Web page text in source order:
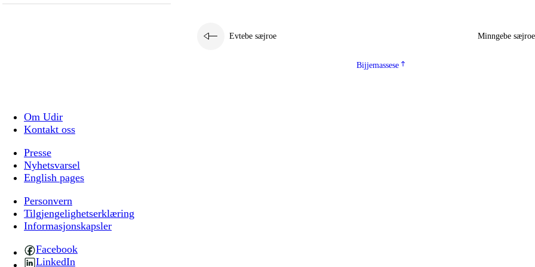
Evtebe sæjroe Minngebe sæjroe
Bijjemassese
Om Udir
Kontakt oss
Presse
Nyhetsvarsel
English pages
Personvern
Tilgjengelighetserklæring
Informasjonskapsler
Facebook
LinkedIn